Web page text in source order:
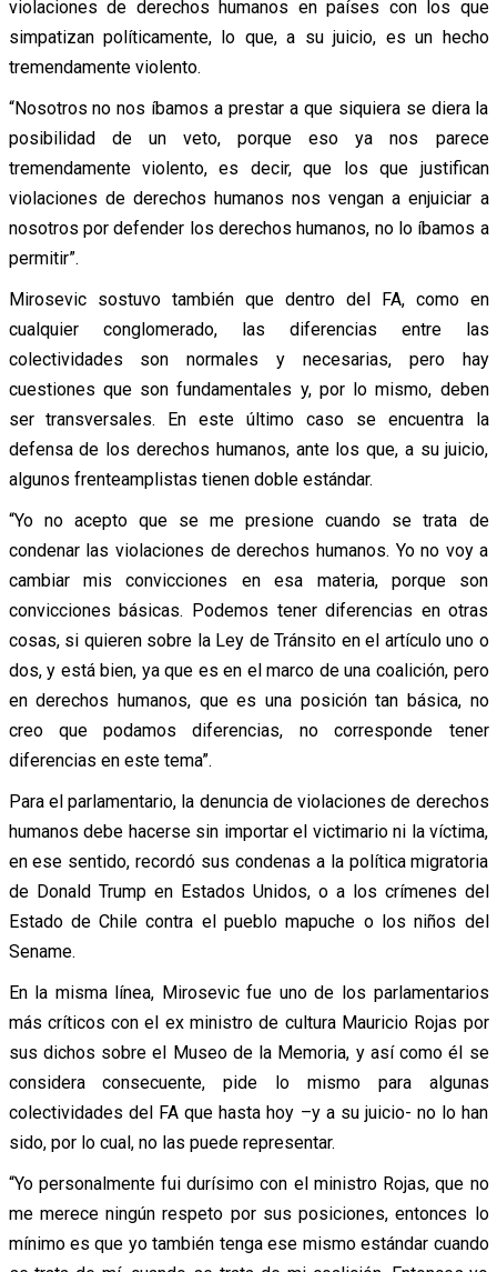
violaciones de derechos humanos en países con los que
simpatizan políticamente, lo que, a su juicio, es un hecho
tremendamente violento.
“Nosotros no nos íbamos a prestar a que siquiera se diera la
posibilidad de un veto, porque eso ya nos parece
tremendamente violento, es decir, que los que justifican
violaciones de derechos humanos nos vengan a enjuiciar a
nosotros por defender los derechos humanos, no lo íbamos a
permitir”.
Mirosevic sostuvo también que dentro del FA, como en
cualquier conglomerado, las diferencias entre las
colectividades son normales y necesarias, pero hay
cuestiones que son fundamentales y, por lo mismo, deben
ser transversales. En este último caso se encuentra la
defensa de los derechos humanos, ante los que, a su juicio,
algunos frenteamplistas tienen doble estándar.
“Yo no acepto que se me presione cuando se trata de
condenar las violaciones de derechos humanos. Yo no voy a
cambiar mis convicciones en esa materia, porque son
convicciones básicas. Podemos tener diferencias en otras
cosas, si quieren sobre la Ley de Tránsito en el artículo uno o
dos, y está bien, ya que es en el marco de una coalición, pero
en derechos humanos, que es una posición tan básica, no
creo que podamos diferencias, no corresponde tener
diferencias en este tema”.
Para el parlamentario, la denuncia de violaciones de derechos
humanos debe hacerse sin importar el victimario ni la víctima,
en ese sentido, recordó sus condenas a la política migratoria
de Donald Trump en Estados Unidos, o a los crímenes del
Estado de Chile contra el pueblo mapuche o los niños del
Sename.
En la misma línea, Mirosevic fue uno de los parlamentarios
más críticos con el ex ministro de cultura Mauricio Rojas por
sus dichos sobre el Museo de la Memoria, y así como él se
considera consecuente, pide lo mismo para algunas
colectividades del FA que hasta hoy –y a su juicio- no lo han
sido, por lo cual, no las puede representar.
“Yo personalmente fui durísimo con el ministro Rojas, que no
me merece ningún respeto por sus posiciones, entonces lo
mínimo es que yo también tenga ese mismo estándar cuando